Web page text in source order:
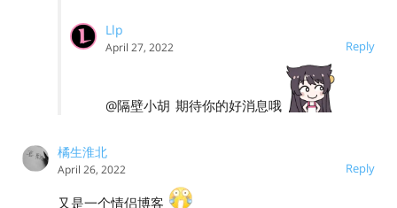
Llp
Reply
April 27, 2022
@隔壁小胡 期待你的好消息哦
橘生淮北
Reply
April 26, 2022
又是一个情侣博客